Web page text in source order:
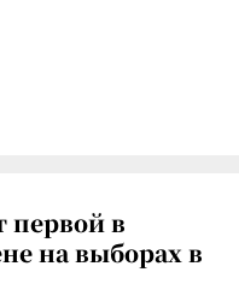
первой в
на выборах в